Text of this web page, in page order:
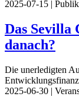
2025-07-15 |
Das Sevilla
danach?
Die unerledigten
2025-06-30 |